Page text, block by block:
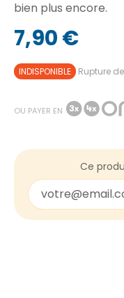
(4
bien plus encore.
7,90 €
INDISPONIBLE Rupture
OU PAYER EN
Ce